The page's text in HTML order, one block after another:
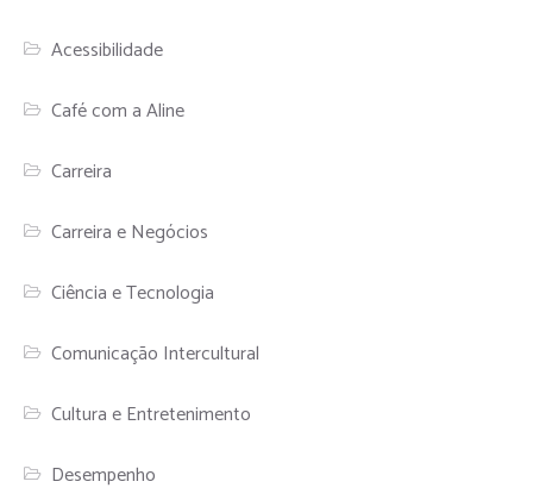
Acessibilidade
Café com a Aline
Carreira
Carreira e Negócios
Ciência e Tecnologia
Comunicação Intercultural
Cultura e Entretenimento
Desempenho